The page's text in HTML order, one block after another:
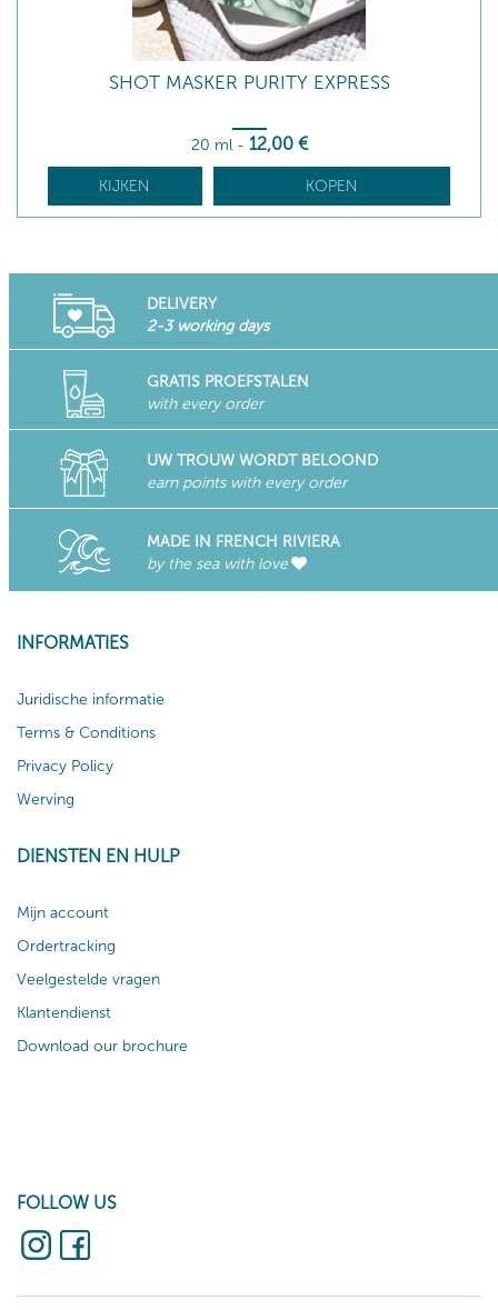
SHOT MASKER PURITY EXPRESS
20 ml - 12,00 €
KIJKEN KOPEN
DELIVERY
2-3 working days
GRATIS PROEFSTALEN
with every order
UW TROUW WORDT BELOOND
earn points with every order
MADE IN FRENCH RIVIERA
by the sea with love
INFORMATIES
Juridische informatie
Terms & Conditions
Privacy Policy
Werving
DIENSTEN EN HULP
Mijn account
Ordertracking
Veelgestelde vragen
Klantendienst
Download our brochure
FOLLOW US